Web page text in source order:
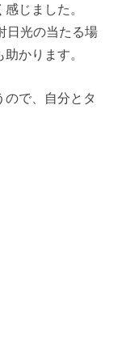
じました。
日光の当たる場
かります。
ので、自分とタ